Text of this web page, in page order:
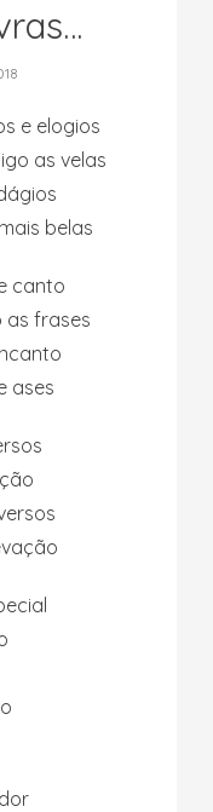
e elogios
as velas
belas
canto
as frases
ases